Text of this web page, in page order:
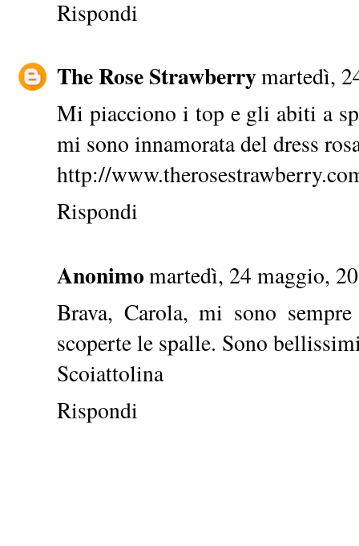
Rispondi
The Rose Strawberrymartedì,
Mi piacciono i top e gli abiti a
mi sono innamorata del dress
http://
Rispondi
Anonimomartedì, 24 maggio,
Brava, Carola, mi sono
scoperte le spalle. Sono
Scoiattolina
Rispondi